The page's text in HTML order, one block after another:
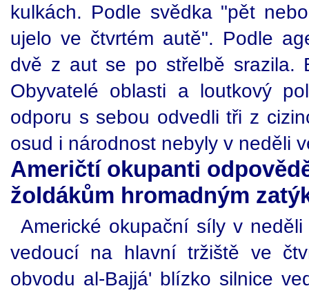
kulkách. Podle svědka "pět
ujelo ve čtvrtém autě". Podle
dvě z aut se po střelbě srazila.
Obyvatelé oblasti a loutkový
odporu s sebou odvedli tři z
osud i národnost nebyly v neděli
Američtí okupanti
žoldákům hromadným
Americké okupační síly v
vedoucí na hlavní tržiště ve
obvodu al-Bajjá' blízko silnice